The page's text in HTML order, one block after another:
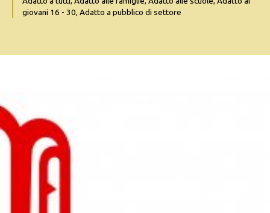
giovani 16 - 30, Adatto a pubblico di settore